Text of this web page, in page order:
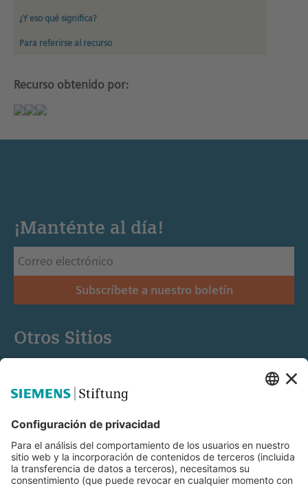
¿Y eso qué significa?
Para referirse al recurso
Recurso obtenido por:
¡Manténte al día!
Subscríbete a nuestro boletín
Otros Sitios
Educación STEM
Mediaportal